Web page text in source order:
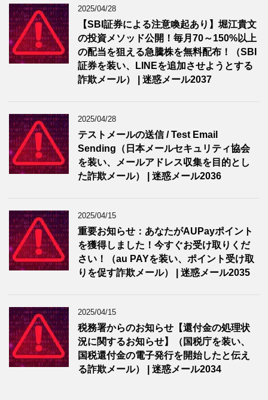
2025/04/28
【SBI証券による注意喚起あり】堀江貴文
の投資メソッド公開！毎月70～150%以上
の配当を狙える急騰株を無料配布！（SBI
証券を装い、LINEを追加させようとする
詐欺メール） | 迷惑メール2037
2025/04/28
テストメールの送信 / Test Email
Sending（日本メールセキュリティ協会
を装い、メールアドレス収集を目的とし
た詐欺メール） | 迷惑メール2036
2025/04/15
重要お知らせ：あなたがAUPayポイント
を獲得しました！今すぐお受け取りくだ
さい！（au PAYを装い、ポイント受け取
りを促す詐欺メール） | 迷惑メール2035
2025/04/15
税務署からのお知らせ【還付金の処理状
況に関するお知らせ】（国税庁を装い、
国税還付金の電子発行を開始したと伝え
る詐欺メール） | 迷惑メール2034